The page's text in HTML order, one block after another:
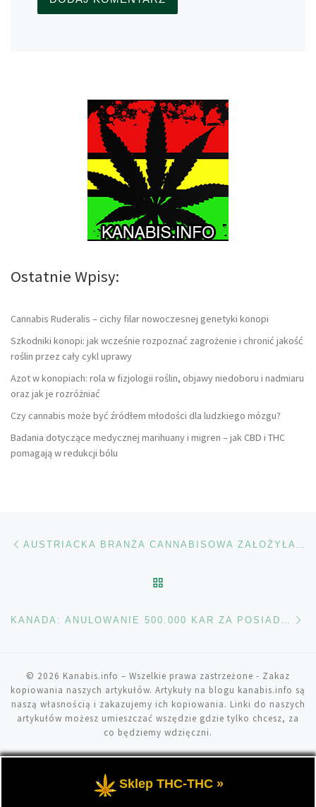
Ostatnie Wpisy:
Cannabis Ruderalis – cichy filar nowoczesnej genetyki konopi
Szkodniki konopi: jak wcześnie rozpoznać zagrożenie i chronić jakość
roślin przez cały cykl uprawy
Azot w konopiach: rola w fizjologii roślin, objawy niedoboru i nadmiaru
oraz jak je rozróżniać
Czy cannabis może być źródłem młodości dla ludzkiego mózgu?
Badania dotyczące medycznej marihuany i migren – jak CBD i THC
pomagają w redukcji bólu
Nawigacja wpisu
© 2026 Kanabis.info – Wszelkie prawa zastrzeżone - Zakaz
kopiowania naszych artykułów. Artykuły na blogu kanabis.info są
naszą własnością i zakazujemy ich kopiowania. Linki do naszych
artykułów możesz umieszczać wszędzie gdzie tylko chcesz, za
co będziemy wdzięczni.
Sklep THC-THC »